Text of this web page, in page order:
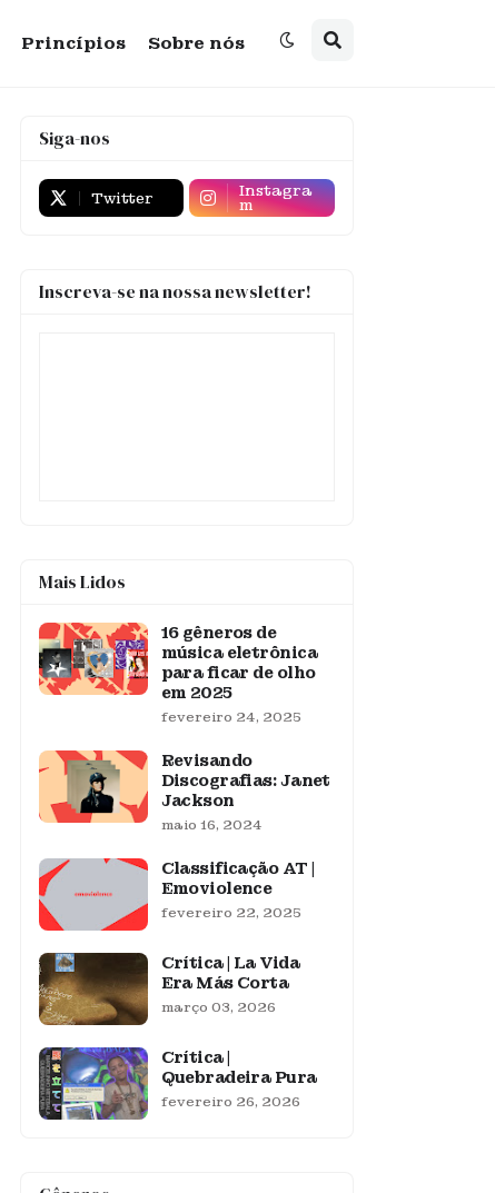
Princípios Sobre nós
Siga-nos
Twitter Instagra
m
Inscreva-se na nossa newsletter!
Mais Lidos
16 gêneros de
música eletrônica
para ficar de olho
em 2025
fevereiro 24, 2025
Revisando
Discografias: Janet
Jackson
maio 16, 2024
Classificação AT |
Emoviolence
fevereiro 22, 2025
Crítica | La Vida
Era Más Corta
março 03, 2026
Crítica |
Quebradeira Pura
fevereiro 26, 2026